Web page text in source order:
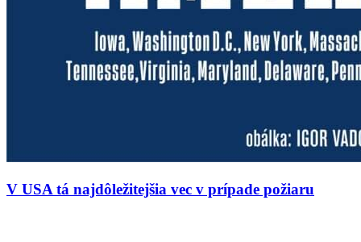
V USA tá najdôležitejšia vec v prípade požiaru